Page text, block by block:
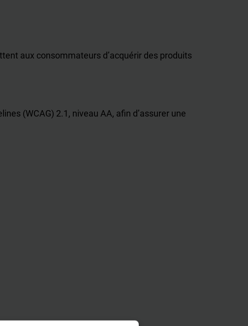
aux consommateurs d’acquérir des produits
(WCAG) 2.1, niveau AA, afin d’assurer une